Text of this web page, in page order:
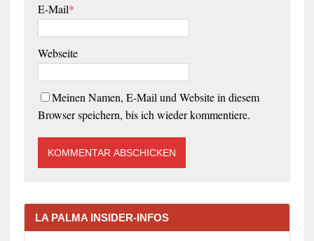
E-Mail*
Webseite
Meinen Namen, E-Mail und Website in diesem
Browser speichern, bis ich wieder kommentiere.
LA PALMA INSIDER-INFOS